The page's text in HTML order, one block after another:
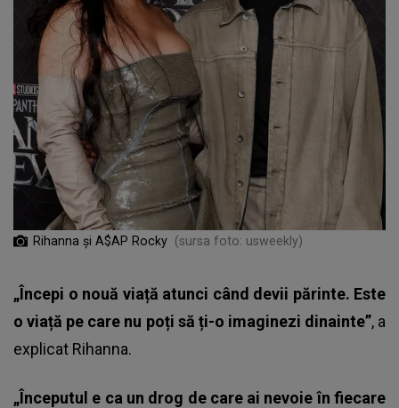
Rihanna și A$AP Rocky (sursa foto: usweekly)
„Începi o nouă viață atunci când devii părinte. Este
o viață pe care nu poți să ți-o imaginezi dinainte”, a
explicat Rihanna.
„Începutul e ca un drog de care ai nevoie în fiecare